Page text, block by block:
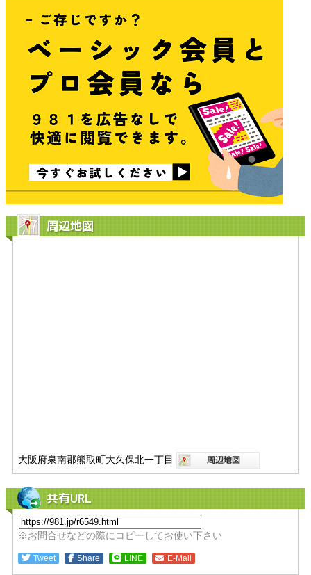
周辺地図
大阪府泉南郡熊取町大久保北一丁目
共有URL
※お問合せなどの際にコピーしてお使い下さい
Tweet Share LINE E-Mail